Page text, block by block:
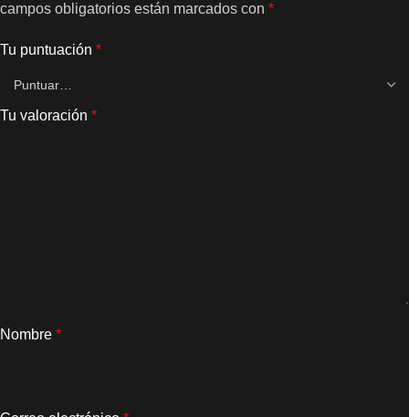
campos obligatorios están marcados con *
Tu puntuación *
Tu valoración *
Nombre *